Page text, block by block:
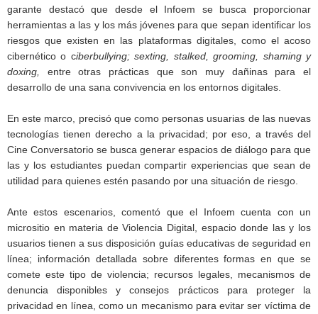
garante destacó que desde el Infoem se busca proporcionar
herramientas a las y los más jóvenes para que sepan identificar los
riesgos que existen en las plataformas digitales, como el acoso
cibernético o ciberbullying;sexting , stalked, grooming , shaming y
doxing, entre otras prácticas que son muy dañinas para el
desarrollo de una sana convivencia en los entornos digitales.
En este marco, precisó que como personas usuarias de las nuevas
tecnologías tienen derecho a la privacidad; por eso, a través del
Cine Conversatorio se busca generar espacios de diálogo para que
las y los estudiantes puedan compartir experiencias que sean de
utilidad para quienes estén pasando por una situación de riesgo.
Ante estos escenarios, comentó que el Infoem cuenta con un
micrositio en materia de Violencia Digital, espacio donde las y los
usuarios tienen a sus disposición guías educativas de seguridad en
línea; información detallada sobre diferentes formas en que se
comete este tipo de violencia; recursos legales, mecanismos de
denuncia disponibles y consejos prácticos para proteger la
privacidad en línea, como un mecanismo para evitar ser víctima de